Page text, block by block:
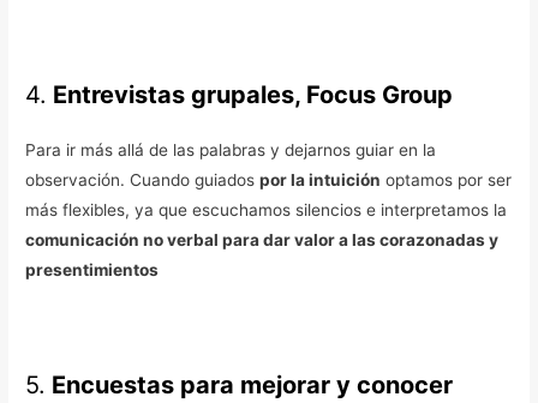
4. Entrevistas grupales, Focus Group
Para ir más allá de las palabras y dejarnos guiar en la
observación. Cuando guiadospor la intuición optamos por ser
más flexibles, ya que escuchamos silencios e interpretamos la
comunicación no verbal para dar valor a las corazonadas y
presentimientos
5. Encuestas para mejorar y conocer